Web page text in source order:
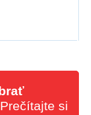
Prečítajte si